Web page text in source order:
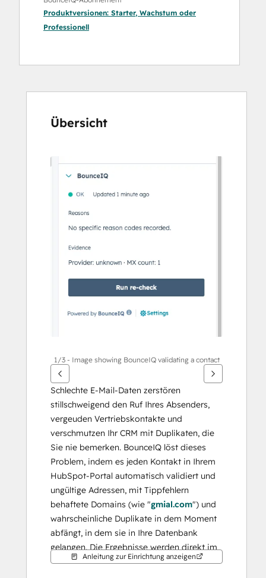
Produktversionen: Starter, Wachstum oder
Professionell
Übersicht
Sie
andere
Elemente
anzuzeigen
1/3 - Image showing BounceIQ validating a contact
Schlechte E-Mail-Daten zerstören
stillschweigend den Ruf Ihres Absenders,
vergeuden Vertriebskontakte und
verschmutzen Ihr CRM mit Duplikaten, die
Sie nie bemerken. BounceIQ löst dieses
Problem, indem es jeden Kontakt in Ihrem
HubSpot-Portal automatisch validiert und
ungültige Adressen, mit Tippfehlern
behaftete Domains (wie "gmial.com") und
wahrscheinliche Duplikate in dem Moment
abfängt, in dem sie in Ihre Datenbank
gelangen. Die Ergebnisse werden direkt im
HubSpot-Kontaktdatensatz mit
Anleitung zur Einrichtung anzeigen